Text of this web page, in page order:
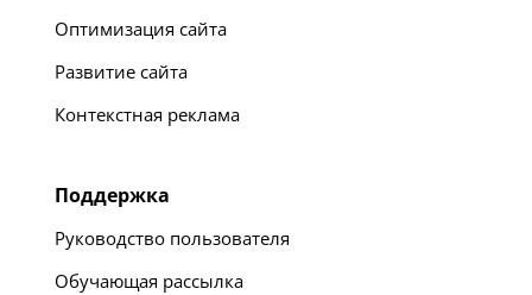
Оптимизация сайта
Развитие сайта
Контекстная реклама
Поддержка
Руководство пользователя
Обучающая рассылка